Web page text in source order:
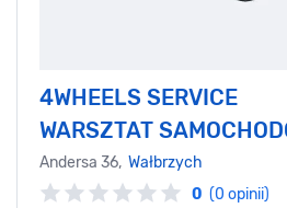
4WHEELS SERVICE
WARSZTAT
Andersa 36, Wałbrzych
0 (0 opinii)